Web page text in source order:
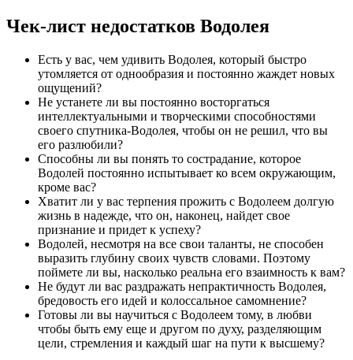
Чек-лист недостатков Водолея
Есть у вас, чем удивить Водолея, который быстро
утомляется от однообразия и постоянно жаждет новых
ощущений?
Не устанете ли вы постоянно восторгаться
интеллектуальными и творческими способностями
своего спутника-Водолея, чтобы он не решил, что вы
его разлюбили?
Способны ли вы понять то сострадание, которое
Водолей постоянно испытывает ко всем окружающим,
кроме вас?
Хватит ли у вас терпения прожить с Водолеем долгую
жизнь в надежде, что он, наконец, найдет свое
признание и придет к успеху?
Водолей, несмотря на все свои таланты, не способен
выразить глубину своих чувств словами. Поэтому
поймете ли вы, насколько реальна его взаимность к вам?
Не будут ли вас раздражать непрактичность Водолея,
бредовость его идей и колоссальное самомнение?
Готовы ли вы научиться с Водолеем тому, в любви
чтобы быть ему еще и другом по духу, разделяющим
цели, стремления и каждый шаг на пути к высшему?